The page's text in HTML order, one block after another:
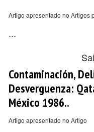
Artigo apresentado no Artigos
...
Contaminación,
Desverguenza:
México 1986..
Artigo apresentado no Artigo